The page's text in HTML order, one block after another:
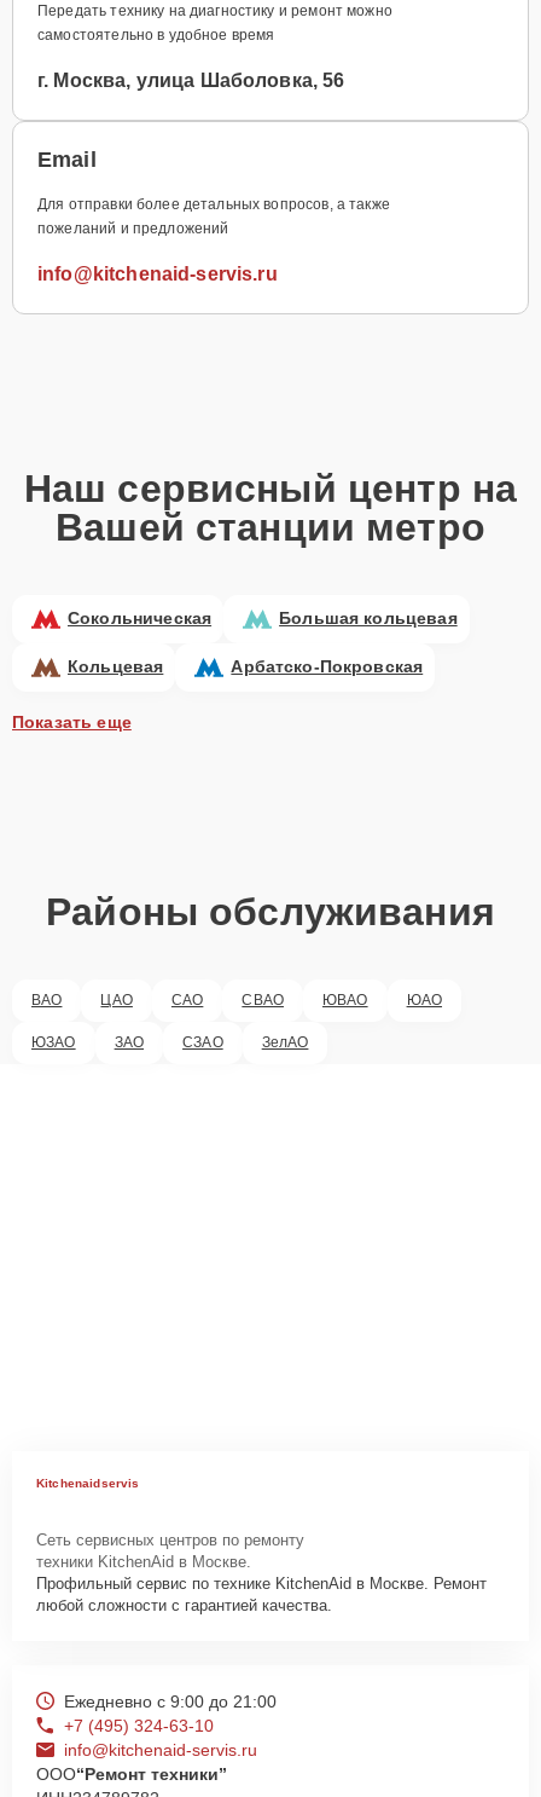
Передать технику на диагностику и ремонт можно
самостоятельно в удобное время
г. Москва, улица Шаболовка, 56
Email
Для отправки более детальных вопросов, а также
пожеланий и предложений
info@kitchenaid-servis.ru
Наш сервисный центр на
Вашей станции метро
Сокольническая Большая кольцевая
Кольцевая Арбатско-Покровская
Показать еще
Районы обслуживания
ВАО ЦАО САО СВАО ЮВАО ЮАО
ЮЗАО ЗАО СЗАО ЗелАО
Kitchenaidservis
Сеть сервисных центров по ремонту
техники KitchenAid в Москве.
Профильный сервис по технике KitchenAid в Москве. Ремонт
любой сложности с гарантией качества.
Ежедневно с 9:00 до 21:00
+7 (495) 324-63-10
info@kitchenaid-servis.ru
ООО“Ремонт техники”